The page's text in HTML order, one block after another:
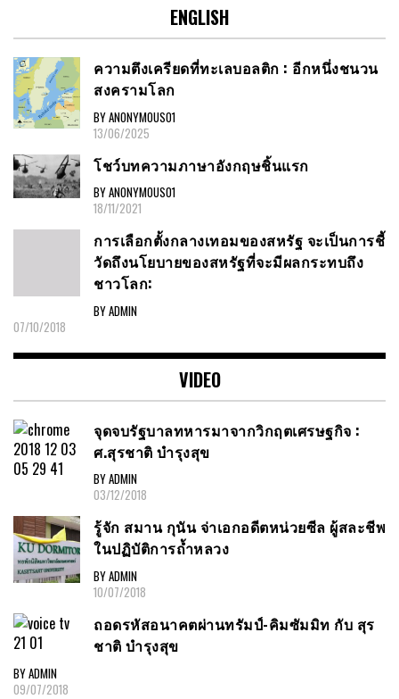
ENGLISH
ความตึงเครียดที่ทะเลบอลติก : อีกหนึ่งชนวน
สงครามโลก
BY ANONYMOUS01
13/06/2025
โชว์บทความภาษาอังกฤษชิ้นแรก
BY ANONYMOUS01
18/11/2021
การเลือกตั้งกลางเทอมของสหรัฐ จะเป็นการชี้
วัดถึงนโยบายของสหรัฐที่จะมีผลกระทบถึง
ชาวโลก:
BY ADMIN
07/10/2018
VIDEO
จุดจบรัฐบาลทหารมาจากวิกฤตเศรษฐกิจ :
ศ.สุรชาติ บำรุงสุข
BY ADMIN
03/12/2018
รู้จัก สมาน กุนัน จ่าเอกอดีตหน่วยซีล ผู้สละชีพ
ในปฏิบัติการถ้ำหลวง
BY ADMIN
10/07/2018
ถอดรหัสอนาคตผ่านทรัมป์-คิมซัมมิท กับ สุร
ชาติ บำรุงสุข
BY ADMIN
09/07/2018